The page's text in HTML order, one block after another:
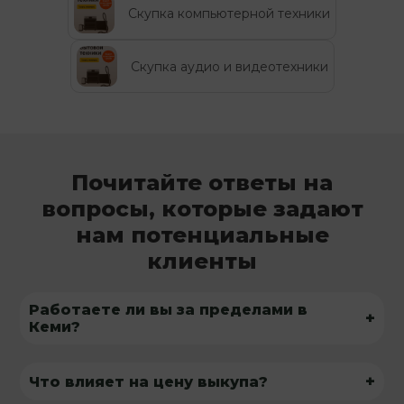
Скупка компьютерной техники
Скупка аудио и видеотехники
Почитайте ответы на
вопросы, которые задают
нам потенциальные
клиенты
Работаете ли вы за пределами в
Кеми?
+
Что влияет на цену выкупа? +